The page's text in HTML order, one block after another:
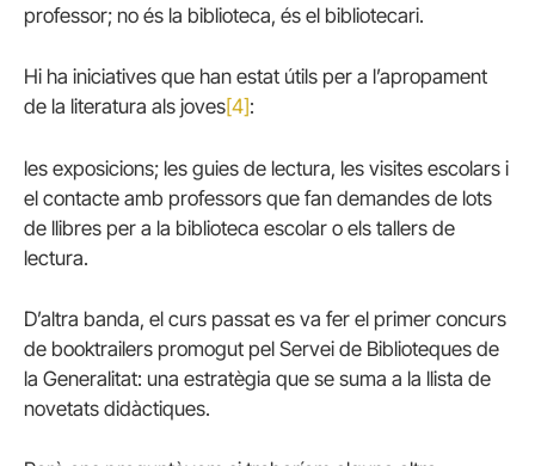
professor; no és la biblioteca, és el bibliotecari.
Hi ha iniciatives que han estat útils per a l’apropament
de la literatura als joves[4]:
les exposicions; les guies de lectura, les visites escolars i
el contacte amb professors que fan demandes de lots
de llibres per a la biblioteca escolar o els tallers de
lectura.
D’altra banda, el curs passat es va fer el primer concurs
de booktrailers promogut pel Servei de Biblioteques de
la Generalitat: una estratègia que se suma a la llista de
novetats didàctiques.